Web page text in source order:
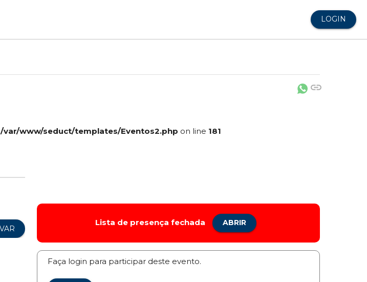
LOGIN
link
/var/www/seduct/templates/Eventos2.php on line 181
Lista de presença fechada ABRIR
Faça login para participar deste evento.